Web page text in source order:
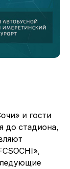
и гости
до стадиона,